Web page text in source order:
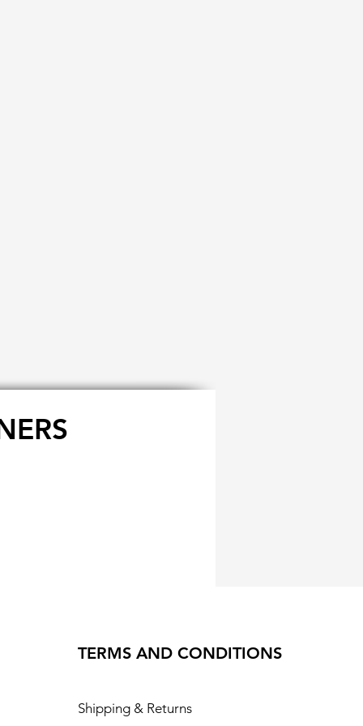
TERMS AND CONDITIONS
Shipping & Returns